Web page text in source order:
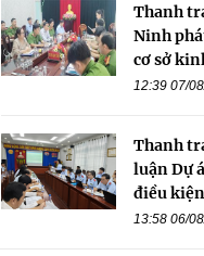
Thanh
Ninh
cơ sở
12:39 07/
Thanh
luận Dự
điều
13:58 06/